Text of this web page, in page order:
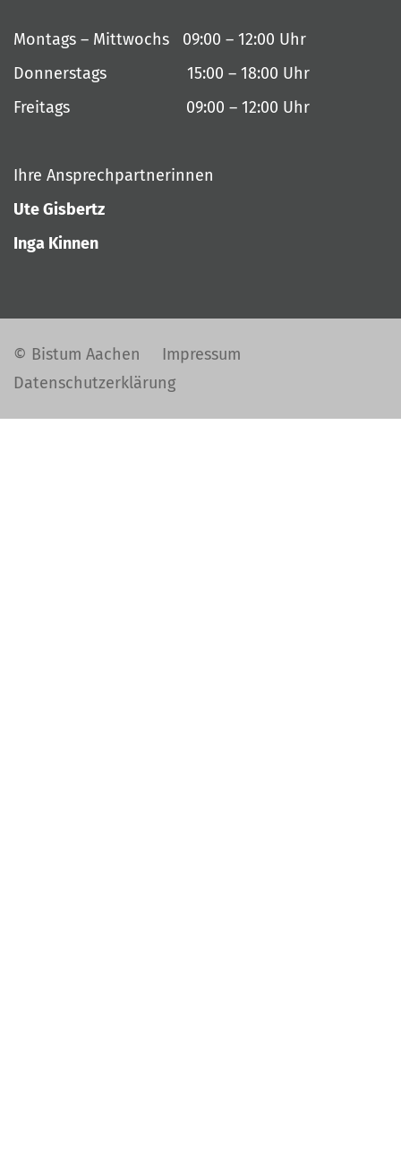
Montags – Mittwochs 09:00 – 12:00 Uhr
Donnerstags 15:00 – 18:00 Uhr
Freitags 09:00 – 12:00 Uhr
Ihre Ansprechpartnerinnen
Ute Gisbertz
Inga Kinnen
© Bistum Aachen
Impressum
Datenschutzerklärung